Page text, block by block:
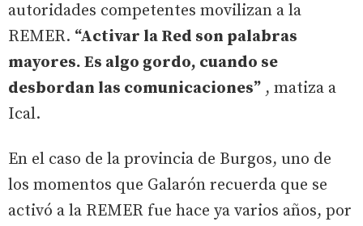
autoridades competentes movilizan a la
REMER. “Activar la Red son palabras
mayores. Es algo gordo, cuando se
desbordan las comunicaciones” , matiza a
Ical.
En el caso de la provincia de Burgos, uno de
los momentos que Galarón recuerda que se
activó a la REMER fue hace ya varios años, por